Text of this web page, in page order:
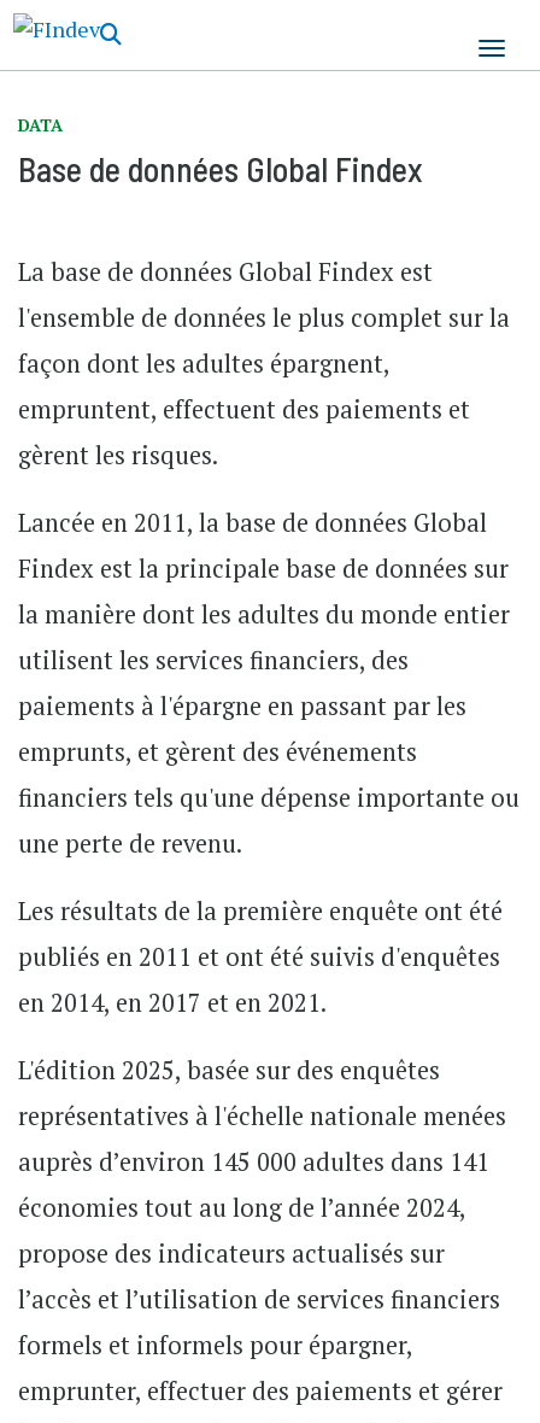
DATA
Base de données Global Findex
La base de données Global Findex est
l'ensemble de données le plus complet sur la
façon dont les adultes épargnent,
empruntent, effectuent des paiements et
gèrent les risques.
Lancée en 2011, la base de données Global
Findex est la principale base de données sur
la manière dont les adultes du monde entier
utilisent les services financiers, des
paiements à l'épargne en passant par les
emprunts, et gèrent des événements
financiers tels qu'une dépense importante ou
une perte de revenu.
Les résultats de la première enquête ont été
publiés en 2011 et ont été suivis d'enquêtes
en 2014, en 2017 et en 2021.
L'édition 2025, basée sur des enquêtes
représentatives à l'échelle nationale menées
auprès d’environ 145 000 adultes dans 141
économies tout au long de l’année 2024,
propose des indicateurs actualisés sur
l’accès et l’utilisation de services financiers
formels et informels pour épargner,
emprunter, effectuer des paiements et gérer